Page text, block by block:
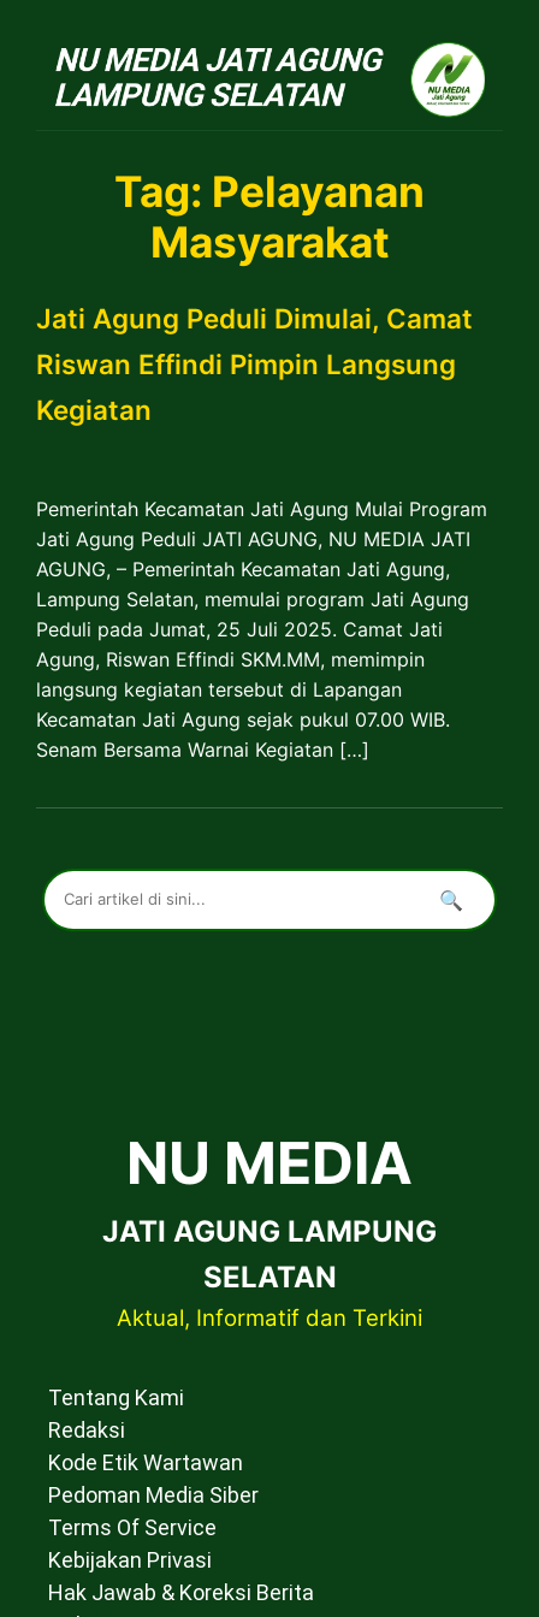
NU
Tag: Pelayanan
Masyarakat
Jati Agung Peduli Dimulai, Camat
Riswan Effindi Pimpin Langsung
Kegiatan
Pemerintah Kecamatan Jati Agung Mulai Program
Jati Agung Peduli JATI AGUNG, NU MEDIA JATI
AGUNG, – Pemerintah Kecamatan Jati Agung,
Lampung Selatan, memulai program Jati Agung
Peduli pada Jumat, 25 Juli 2025. Camat Jati
Agung, Riswan Effindi SKM.MM, memimpin
langsung kegiatan tersebut di Lapangan
Kecamatan Jati Agung sejak pukul 07.00 WIB.
Senam Bersama Warnai Kegiatan […]
🔍
NU MEDIA
JATI AGUNG LAMPUNG
SELATAN
Aktual, Informatif dan Terkini
Tentang Kami
Redaksi
Kode Etik Wartawan
Pedoman Media Siber
Terms Of Service
Kebijakan Privasi
Hak Jawab & Koreksi Berita